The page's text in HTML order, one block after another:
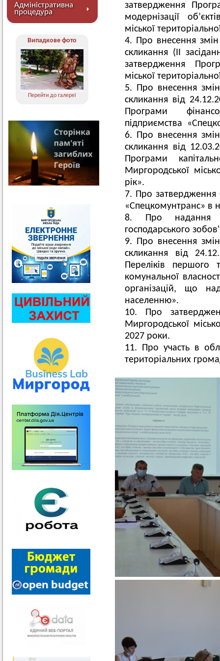
Адміністративна
процедура
Випадкове фото
Перейти до галереї
затвердження
модернізації
міської
Про внесення
скликання (ІІ
затвердження
міської
Про внесення
скликання від
Програми
підприємства
Про внесення
скликання від
Програми
Миргородської
рік».
Про затвердження
«Спецкомунтранс» в
Про надання
господарського
Про внесення
скликання від
Переліків першого
комунальної
організацій, що
населенню».
Про
Миргородської
2027 роки.
Про участь в
територіальних